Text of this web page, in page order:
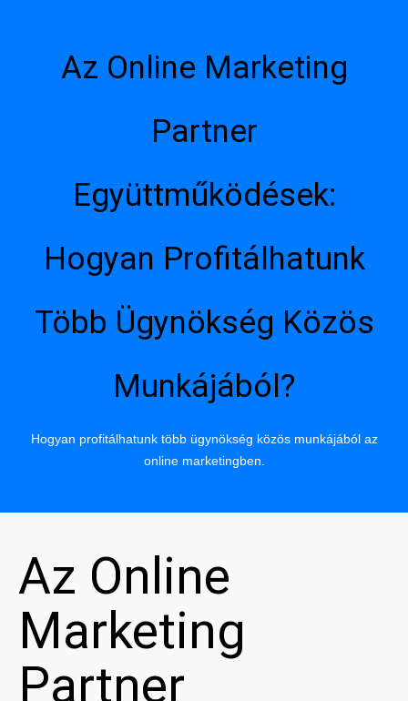
Az Online Marketing
Partner
Együttműködések:
Hogyan Profitálhatunk
Több Ügynökség Közös
Munkájából?
Hogyan profitálhatunk több ügynökség közös munkájából az
online marketingben.
Az Online
Marketing
Partner